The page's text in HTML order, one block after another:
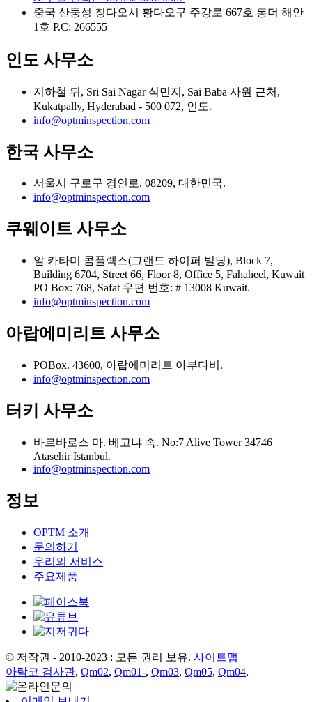
중국 산둥성 칭다오시 황다오구 주강로 667호 롱더 해안
1호 Р.С: 266555
인도 사무소
지하철 뒤, Sri Sai Nagar 식민지, Sai Baba 사원 근처,
Kukatpally, Hyderabad - 500 072, 인도.
info@optminspection.com
한국 사무소
서울시 구로구 경인로, 08209, 대한민국.
info@optminspection.com
쿠웨이트 사무소
알 카타미 콤플렉스(그랜드 하이퍼 빌딩), Block 7,
Building 6704, Street 66, Floor 8, Office 5, Fahaheel, Kuwait
PO Box: 768, Safat 우편 번호: # 13008 Kuwait.
info@optminspection.com
아랍에미리트 사무소
POBox. 43600, 아랍에미리트 아부다비.
info@optminspection.com
터키 사무소
바르바로스 마. 베고냐 속. No:7 Alive Tower 34746
Atasehir Istanbul.
info@optminspection.com
정보
OPTM 소개
문의하기
우리의 서비스
주요제품
© 저작권 - 2010-2023 : 모든 권리 보유. 사이트맵
아람코 검사관, Qm02, Qm01-, Qm03, Qm05, Qm04,